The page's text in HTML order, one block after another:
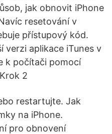
jak obnovit iPhone
resetování v
přístupový kód.
verzi aplikace iTunes v
k počítači pomocí
2
restartujte. Jak
na iPhone.
pro obnovení